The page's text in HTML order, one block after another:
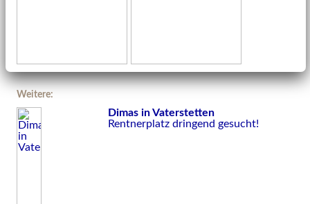
Weitere:
Dimas in Vaterstetten
Rentnerplatz dringend gesucht!